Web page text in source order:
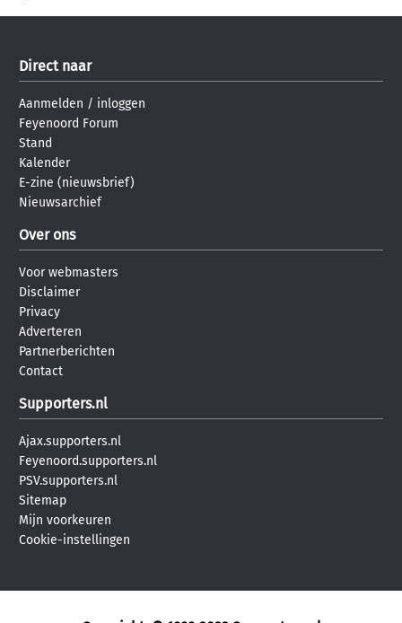
Direct naar
Aanmelden / inloggen
Feyenoord Forum
Stand
Kalender
E-zine (nieuwsbrief)
Nieuwsarchief
Over ons
Voor webmasters
Disclaimer
Privacy
Adverteren
Partnerberichten
Contact
Supporters.nl
Ajax.supporters.nl
Feyenoord.supporters.nl
PSV.supporters.nl
Sitemap
Mijn voorkeuren
Cookie-instellingen